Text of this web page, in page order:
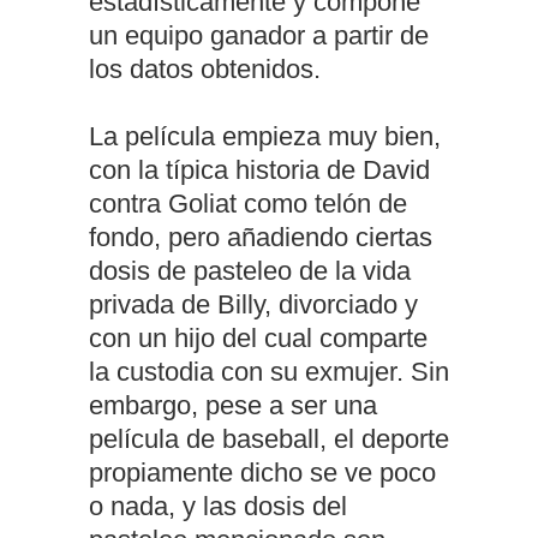
un equipo ganador a partir de
los datos obtenidos.
La película empieza muy bien,
con la típica historia de David
contra Goliat como telón de
fondo, pero añadiendo ciertas
dosis de pasteleo de la vida
privada de Billy, divorciado y
con un hijo del cual comparte
la custodia con su exmujer. Sin
embargo, pese a ser una
película de baseball, el deporte
propiamente dicho se ve poco
o nada, y las dosis del